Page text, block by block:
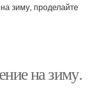
зиму, проделайте
на зиму.